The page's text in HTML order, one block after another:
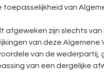
van
afgeweken zijn slechts van
van deze Algemene
van de wederpartij,
van een dergelijke